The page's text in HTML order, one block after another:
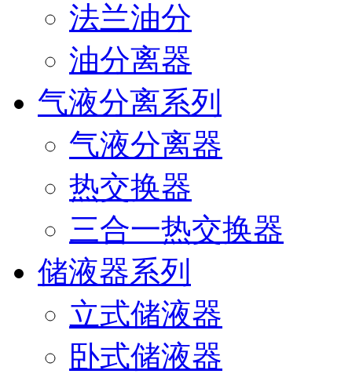
法兰油分
油分离器
气液分离系列
气液分离器
热交换器
三合一热交换器
储液器系列
立式储液器
卧式储液器